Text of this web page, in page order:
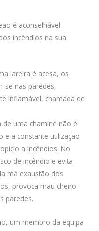
é aconselhável
incêndios na sua
lareira é acesa, os
se nas paredes,
inflamável, chamada de
uma chaminé não é
e a constante utilização
a incêndios. No
de incêndio e evita
má exaustão dos
provoca mau cheiro
paredes.
um membro da equipa